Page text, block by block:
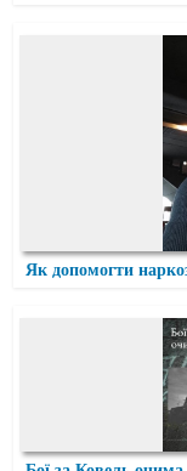
Як допомогти